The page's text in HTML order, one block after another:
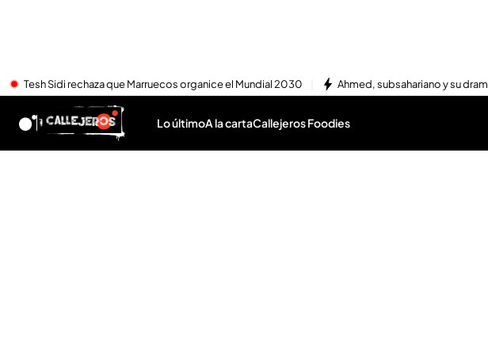
Tesh Sidi rechaza que Marruecos organice el Mundial 2030 Ahmed, subsahariano y su
Lo últimoA la cartaCallejeros Foodies